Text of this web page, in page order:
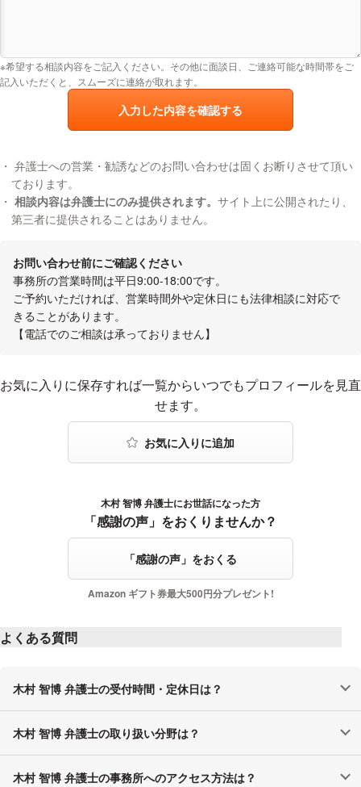
※希望する相談内容をご記入ください。その他に面談日、ご連絡可能な時間帯をご
記入いただくと、スムーズに連絡が取れます。
入力した内容を確認する
弁護士への営業・勧誘などのお問い合わせは固くお断りさせて頂い
ております。
相談内容は弁護士にのみ提供されます。 サイト上に公開されたり、
第三者に提供されることはありません。
お問い合わせ前にご確認ください
事務所の営業時間は平日9:00-18:00です。
ご予約いただければ、営業時間外や定休日にも法律相談に対応で
きることがあります。
【電話でのご相談は承っておりません】
お気に入りに登録する
お気に入りに保存すれば一覧からいつでもプロフィールを見直
せます。
感謝の声をおくる木村 智博 弁護士にお世話になった方
「感謝の声」をおくりませんか？
「感謝の声」をおくる
Amazon ギフト券最大500円分プレゼント!
よくある質問
木村 智博 弁護士の受付時間・定休日は？
木村 智博 弁護士の取り扱い分野は？
木村 智博 弁護士の事務所へのアクセス方法は？